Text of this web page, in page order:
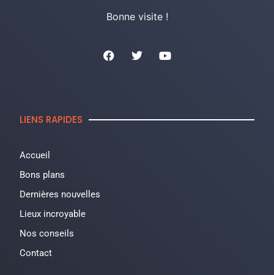
Bonne visite !
LIENS RAPIDES
Accueil
Bons plans
Dernières nouvelles
Lieux incroyable
Nos conseils
Contact